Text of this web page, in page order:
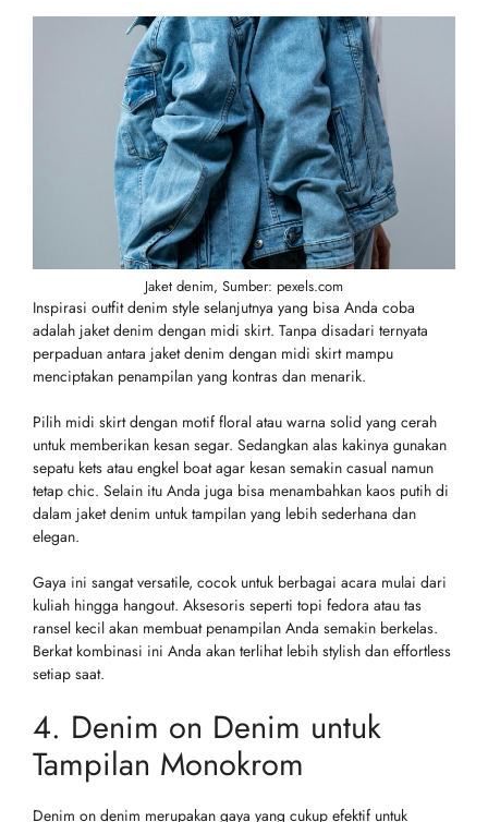
Jaket denim, Sumber: pexels.com
Inspirasi outfit denim style selanjutnya yang bisa Anda coba
adalah jaket denim dengan midi skirt. Tanpa disadari ternyata
perpaduan antara jaket denim dengan midi skirt mampu
menciptakan penampilan yang kontras dan menarik.
Pilih midi skirt dengan motif floral atau warna solid yang cerah
untuk memberikan kesan segar. Sedangkan alas kakinya gunakan
sepatu kets atau engkel boat agar kesan semakin casual namun
tetap chic. Selain itu Anda juga bisa menambahkan kaos putih di
dalam jaket denim untuk tampilan yang lebih sederhana dan
elegan.
Gaya ini sangat versatile, cocok untuk berbagai acara mulai dari
kuliah hingga hangout. Aksesoris seperti topi fedora atau tas
ransel kecil akan membuat penampilan Anda semakin berkelas.
Berkat kombinasi ini Anda akan terlihat lebih stylish dan effortless
setiap saat.
4. Denim on Denim untuk
Tampilan Monokrom
Denim on denim merupakan gaya yang cukup efektif untuk